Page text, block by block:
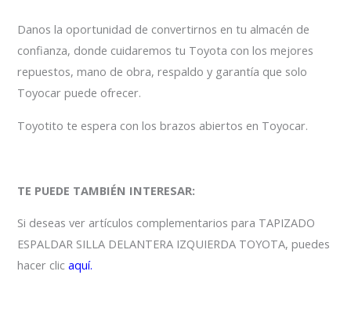
Danos la oportunidad de convertirnos en tu almacén de
confianza, donde cuidaremos tu Toyota con los mejores
repuestos, mano de obra, respaldo y garantía que solo
Toyocar puede ofrecer.
Toyotito te espera con los brazos abiertos en Toyocar.
TE PUEDE TAMBIÉN INTERESAR:
Si deseas ver artículos complementarios para TAPIZADO
ESPALDAR SILLA DELANTERA IZQUIERDA TOYOTA, puedes
hacer clicaquí.